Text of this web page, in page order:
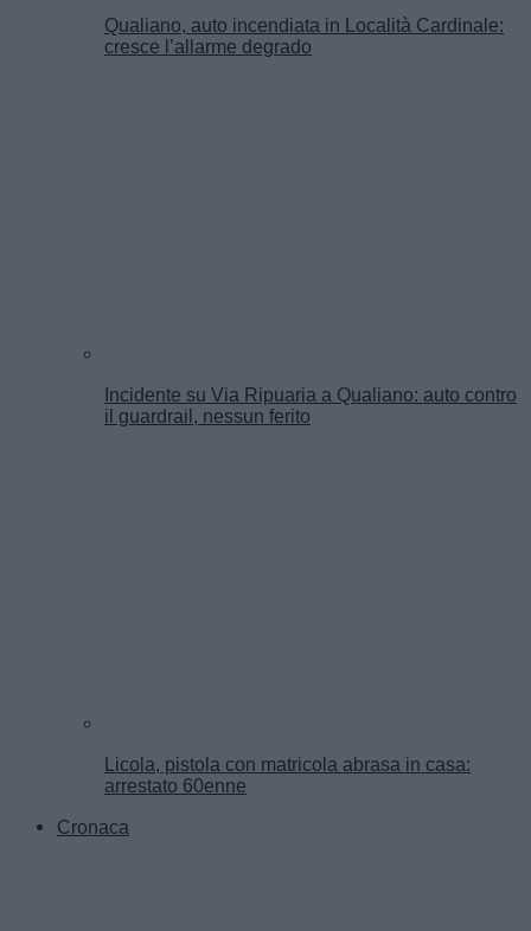
Qualiano, auto incendiata in Località Cardinale:
cresce l’allarme degrado
Incidente su Via Ripuaria a Qualiano: auto contro
il guardrail, nessun ferito
Licola, pistola con matricola abrasa in casa:
arrestato 60enne
Cronaca